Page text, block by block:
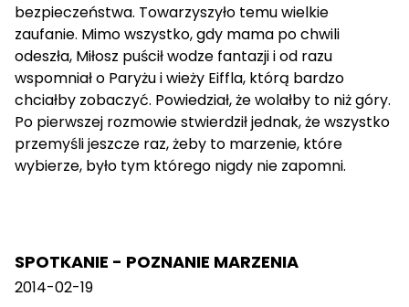
bezpieczeństwa. Towarzyszyło temu wielkie
zaufanie. Mimo wszystko, gdy mama po chwili
odeszła, Miłosz puścił wodze fantazji i od razu
wspomniał o Paryżu i wieży Eiffla, którą bardzo
chciałby zobaczyć. Powiedział, że wolałby to niż góry.
Po pierwszej rozmowie stwierdził jednak, że wszystko
przemyśli jeszcze raz, żeby to marzenie, które
wybierze, było tym którego nigdy nie zapomni.
SPOTKANIE - POZNANIE MARZENIA
2014-02-19